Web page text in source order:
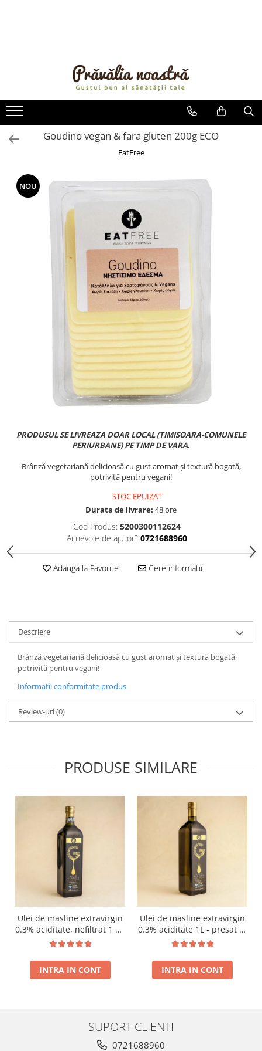
ULEIURI ȘI UNTURI
MĂSLINE
NUCI ȘI SEMINȚE
FRUCTE DESHIDRATATE
FRUCTE LA CONSERVĂ
OȚETURI ȘI SOSURI
FĂINĂ FĂRĂ GLUTEN
BĂUTURI / LAPTE VEGETAL
CREME ȘI PASTE TARTINABILE
CEAIURI GRECEȘTI
CIOCOLATĂ ȘI CACAO
HEALTHY SNACKS
PRODUSE ECO / ORGANICE
REMEDII NATURISTE
Goudino vegan & fara gluten 200g ECO
EatFree
NOU
PRODUSUL SE LIVREAZA DOAR LOCAL (TIMISOARA-COMUNELE
PERIURBANE) PE TIMP DE VARA.
Brânză vegetariană delicioasă cu gust aromat și textură bogată,
potrivită pentru vegani!
STOC EPUIZAT
Durata de livrare: 48 ore
Cod Produs: 5200300112624
Ai nevoie de ajutor? 0721688960
Adauga la Favorite Cere informatii
Descriere
Brânză vegetariană delicioasă cu gust aromat și textură bogată,
potrivită pentru vegani!
Informatii conformitate produs
Review-uri(0)
PRODUSE SIMILARE
Ulei de masline extravirgin
0.3% aciditate, nefiltrat 1 L -
presat la rece RECOLTA
INTRA IN CONT
Ulei de masline extravirgin
0.3% aciditate 1L - presat la
rece RECOLTA NOUA
INTRA IN CONT
SUPORT CLIENTI
0721688960